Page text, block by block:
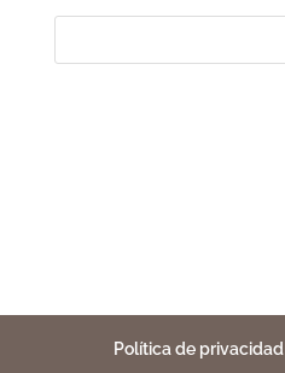
Política de privacidad